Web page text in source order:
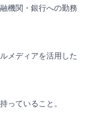
機関・銀行への勤務
メディアを活用した
っていること。